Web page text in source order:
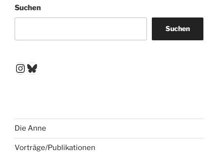
Suchen
Suchen
Instagram
Bluesky
Die Anne
Vorträge/Publikationen